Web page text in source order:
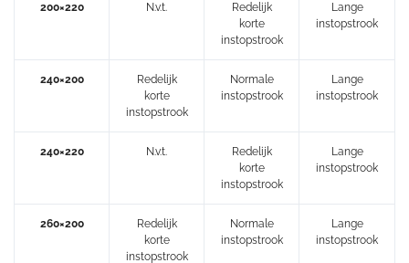
200×220 N.v.t.
Redelijk
korte
instopstrook
Lange
instopstrook
240×200
Redelijk
korte
instopstrook
Normale
instopstrook
Lange
instopstrook
240×220 N.v.t.
Redelijk
korte
instopstrook
Lange
instopstrook
260×200
Redelijk
korte
instopstrook
Normale
instopstrook
Lange
instopstrook